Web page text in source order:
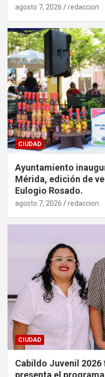
agosto 7, 2026 redaccion
CIUDAD
Ayuntamiento
Mérida, edición de
Eulogio Rosado.
agosto 7, 2026 redaccion
CIUDAD
Cabildo Juvenil